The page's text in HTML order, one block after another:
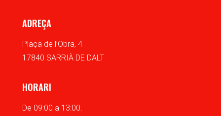
ADREÇA
Plaça de l’Obra, 4
17840 SARRIÀ DE DALT
HORARI
De 09:00 a 13:00.